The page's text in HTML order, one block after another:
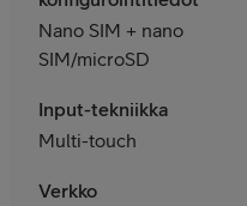
Nano SIM + nano
SIM/microSD
Input-tekniikka
Multi-touch
Verkko